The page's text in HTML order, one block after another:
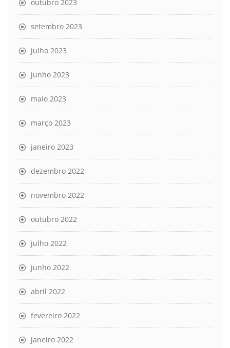
outubro 2023
setembro 2023
julho 2023
junho 2023
maio 2023
março 2023
janeiro 2023
dezembro 2022
novembro 2022
outubro 2022
julho 2022
junho 2022
abril 2022
fevereiro 2022
janeiro 2022